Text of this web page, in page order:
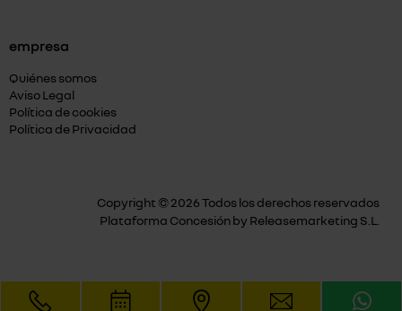
empresa
Quiénes somos
Aviso Legal
Política de cookies
Política de Privacidad
Copyright © 2026 Todos los derechos reservados
Plataforma Concesión by Releasemarketing S.L.